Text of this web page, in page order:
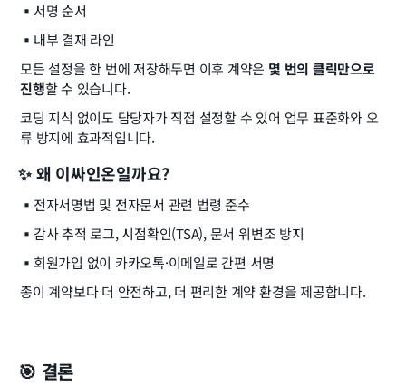
▪️ 서명 순서
▪️ 내부 결재 라인
모든 설정을 한 번에 저장해두면 이후 계약은 몇 번의 클릭만으로
진행할 수 있습니다.
코딩 지식 없이도 담당자가 직접 설정할 수 있어 업무 표준화와 오
류 방지에 효과적입니다.
✨ 왜 이싸인온일까요?
▪️ 전자서명법 및 전자문서 관련 법령 준수
▪️ 감사 추적 로그, 시점확인(TSA), 문서 위변조 방지
▪️ 회원가입 없이 카카오톡·이메일로 간편 서명
종이 계약보다 더 안전하고, 더 편리한 계약 환경을 제공합니다.
🎯 결론